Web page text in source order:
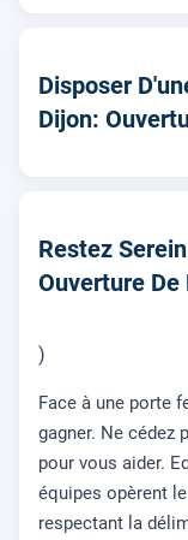
Disposer
Dijon:
Restez
Ouverture De
)
Face à une porte
gagner. Ne cédez
pour vous aider.
équipes opèrent
respectant la